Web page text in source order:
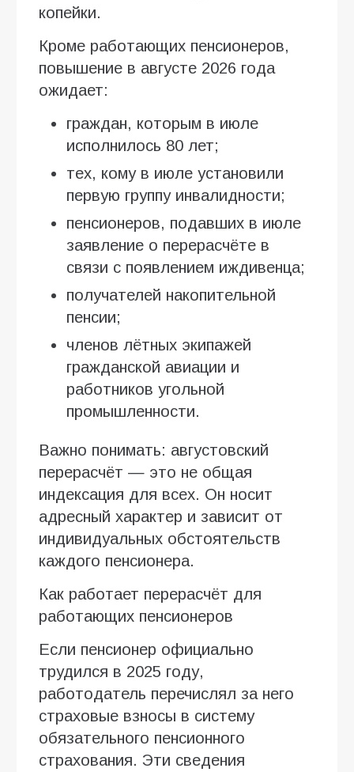
копейки.
Кроме работающих пенсионеров,
повышение в августе 2026 года
ожидает:
граждан, которым в июле
исполнилось 80 лет;
тех, кому в июле установили
первую группу инвалидности;
пенсионеров, подавших в июле
заявление о перерасчёте в
связи с появлением иждивенца;
получателей накопительной
пенсии;
членов лётных экипажей
гражданской авиации и
работников угольной
промышленности.
Важно понимать: августовский
перерасчёт — это не общая
индексация для всех. Он носит
адресный характер и зависит от
индивидуальных обстоятельств
каждого пенсионера.
Как работает перерасчёт для
работающих пенсионеров
Если пенсионер официально
трудился в 2025 году,
работодатель перечислял за него
страховые взносы в систему
обязательного пенсионного
страхования. Эти сведения